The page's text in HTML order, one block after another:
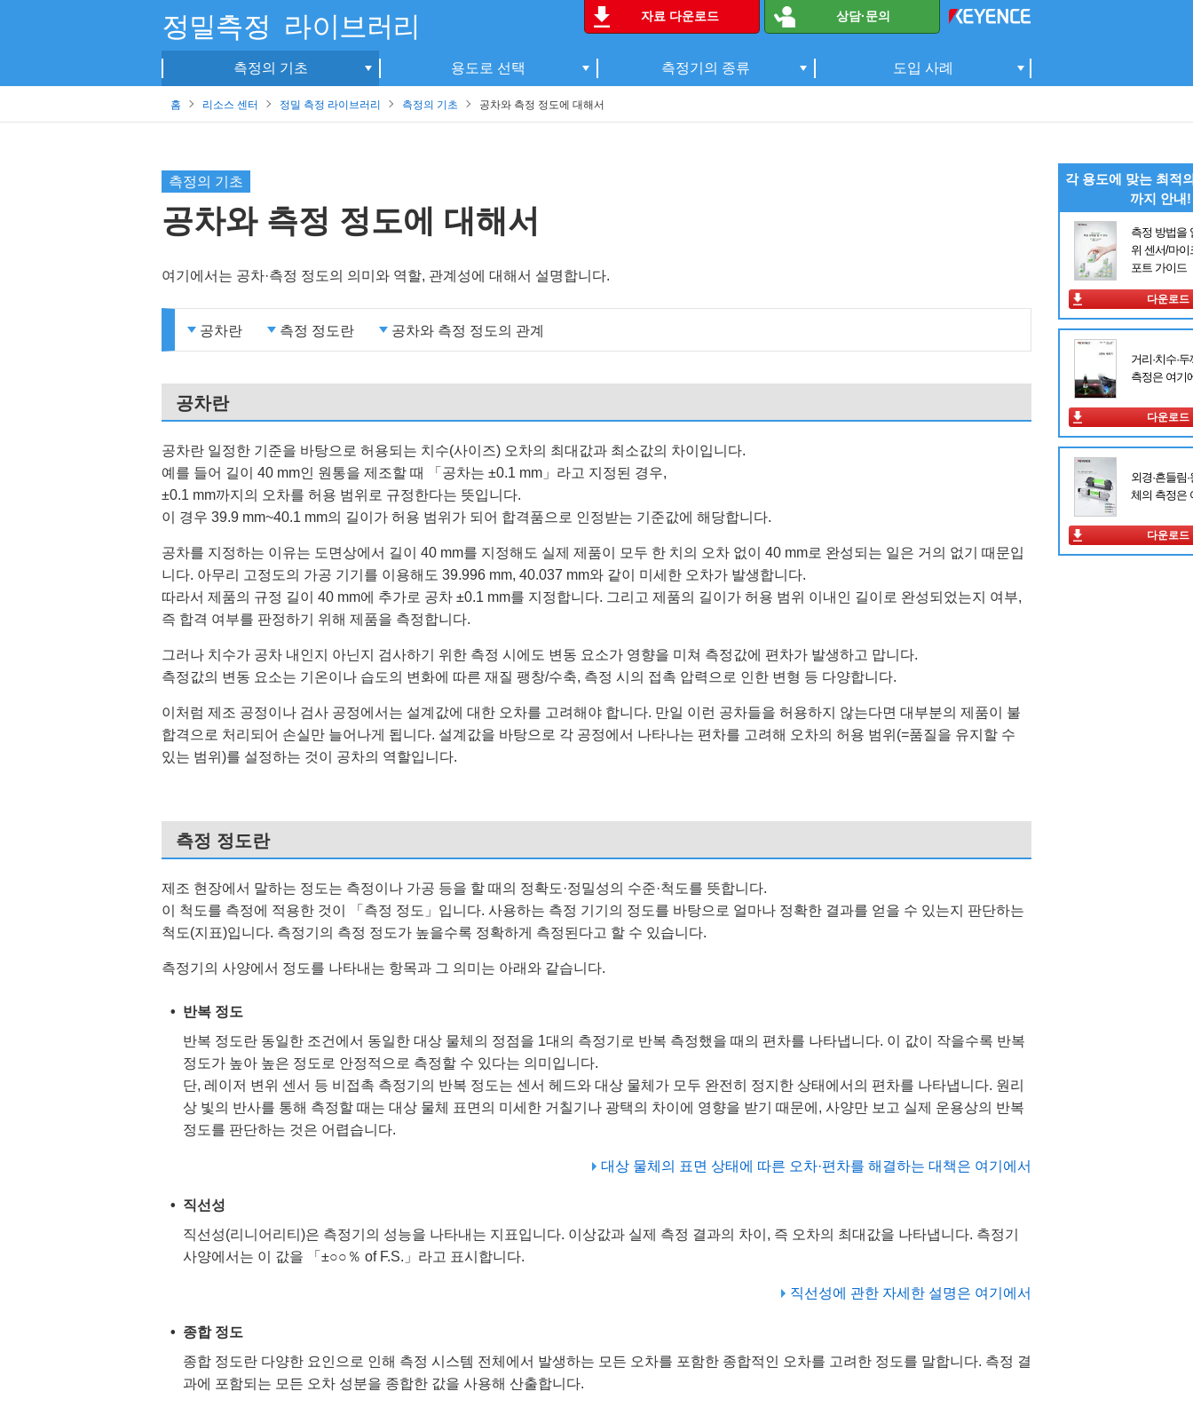
자료 다운로드 상담·문의
측정의 기초 용도로 선택 측정기의 종류 도입 사례
홈 리소스 센터 정밀 측정 라이브러리 측정의 기초 공차와 측정 정도에 대해서
측정의 기초
공차와 측정 정도에 대해서
여기에서는 공차·측정 정도의 의미와 역할, 관계성에 대해서 설명합니다.
공차란 측정 정도란 공차와 측정 정도의 관계
공차란
공차란 일정한 기준을 바탕으로 허용되는 치수(사이즈) 오차의 최대값과 최소값의 차이입니다.
예를 들어 길이 40 mm인 원통을 제조할 때 「공차는 ±0.1 mm」라고 지정된 경우,
±0.1 mm까지의 오차를 허용 범위로 규정한다는 뜻입니다.
이 경우 39.9 mm~40.1 mm의 길이가 허용 범위가 되어 합격품으로 인정받는 기준값에 해당합니다.
공차를 지정하는 이유는 도면상에서 길이 40 mm를 지정해도 실제 제품이 모두 한 치의 오차 없이 40 mm로 완성되는 일은 거의 없기 때문입
니다. 아무리 고정도의 가공 기기를 이용해도 39.996 mm, 40.037 mm와 같이 미세한 오차가 발생합니다.
따라서 제품의 규정 길이 40 mm에 추가로 공차 ±0.1 mm를 지정합니다. 그리고 제품의 길이가 허용 범위 이내인 길이로 완성되었는지 여부,
즉 합격 여부를 판정하기 위해 제품을 측정합니다.
그러나 치수가 공차 내인지 아닌지 검사하기 위한 측정 시에도 변동 요소가 영향을 미쳐 측정값에 편차가 발생하고 맙니다.
측정값의 변동 요소는 기온이나 습도의 변화에 따른 재질 팽창/수축, 측정 시의 접촉 압력으로 인한 변형 등 다양합니다.
이처럼 제조 공정이나 검사 공정에서는 설계값에 대한 오차를 고려해야 합니다. 만일 이런 공차들을 허용하지 않는다면 대부분의 제품이 불
합격으로 처리되어 손실만 늘어나게 됩니다. 설계값을 바탕으로 각 공정에서 나타나는 편차를 고려해 오차의 허용 범위(=품질을 유지할 수
있는 범위)를 설정하는 것이 공차의 역할입니다.
측정 정도란
제조 현장에서 말하는 정도는 측정이나 가공 등을 할 때의 정확도·정밀성의 수준·척도를 뜻합니다.
이 척도를 측정에 적용한 것이 「측정 정도」입니다. 사용하는 측정 기기의 정도를 바탕으로 얼마나 정확한 결과를 얻을 수 있는지 판단하는
척도(지표)입니다. 측정기의 측정 정도가 높을수록 정확하게 측정된다고 할 수 있습니다.
측정기의 사양에서 정도를 나타내는 항목과 그 의미는 아래와 같습니다.
반복 정도
반복 정도란 동일한 조건에서 동일한 대상 물체의 정점을 1대의 측정기로 반복 측정했을 때의 편차를 나타냅니다. 이 값이 작을수록 반복
정도가 높아 높은 정도로 안정적으로 측정할 수 있다는 의미입니다.
단, 레이저 변위 센서 등 비접촉 측정기의 반복 정도는 센서 헤드와 대상 물체가 모두 완전히 정지한 상태에서의 편차를 나타냅니다. 원리
상 빛의 반사를 통해 측정할 때는 대상 물체 표면의 미세한 거칠기나 광택의 차이에 영향을 받기 때문에, 사양만 보고 실제 운용상의 반복
정도를 판단하는 것은 어렵습니다.
대상 물체의 표면 상태에 따른 오차·편차를 해결하는 대책은 여기에서
직선성
직선성(리니어리티)은 측정기의 성능을 나타내는 지표입니다. 이상값과 실제 측정 결과의 차이, 즉 오차의 최대값을 나타냅니다. 측정기
사양에서는 이 값을 「±○○％ of F.S.」라고 표시합니다.
직선성에 관한 자세한 설명은 여기에서
종합 정도
종합 정도란 다양한 요인으로 인해 측정 시스템 전체에서 발생하는 모든 오차를 포함한 종합적인 오차를 고려한 정도를 말합니다. 측정 결
과에 포함되는 모든 오차 성분을 종합한 값을 사용해 산출합니다.
각 용도에 맞는 최적
까지 안내!
측정 방법을
위 센서/마
포트 가이드
다운로드
거리·치수·
측정은 여기
다운로드
외경·흔들림
체의 측정은
다운로드